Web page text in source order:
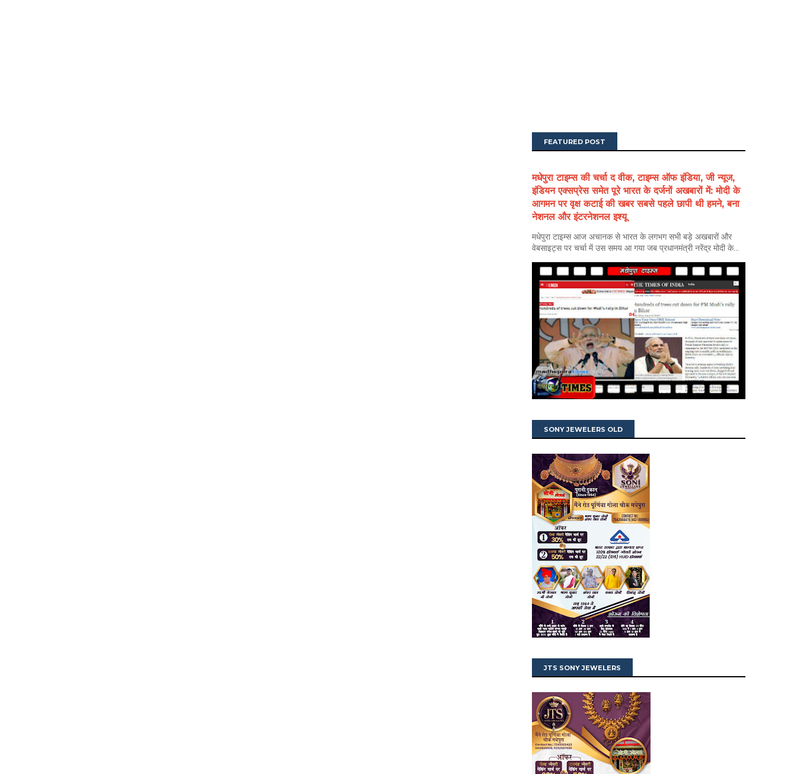
FEATURED POST
मधेपुरा टाइम्स की चर्चा द वीक, टाइम्स ऑफ इंडिया, जी न्यूज,
इंडियन एक्सप्रेस समेत पूरे भारत के दर्जनों अखबारों में: मोदी के
आगमन पर वृक्ष कटाई की खबर सबसे पहले छापी थी हमने, बना
नेशनल और इंटरनेशनल इश्यू
मधेपुरा टाइम्स आज अचानक से भारत के लगभग सभी बड़े अखबारों और
वेबसाइट्स पर चर्चा में उस समय आ गया जब प्रधानमंत्री नरेंद्र मोदी के...
SONY JEWELERS OLD
JTS SONY JEWELERS